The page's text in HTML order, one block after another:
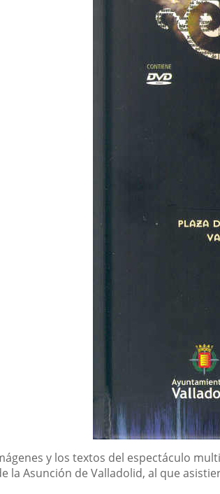
y los textos del espectáculo
la Asunción de Valladolid, al que